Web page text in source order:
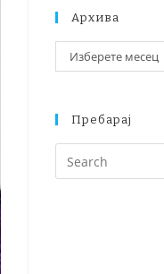
Архива
Изберете месец
Пребарај